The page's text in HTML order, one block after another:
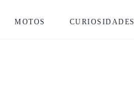
MOTOS CURIOSIDADES